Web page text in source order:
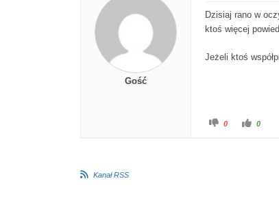
Gość
Dzisiaj rano w
ktoś więcej
Jeżeli ktoś
Kliknij dla
0 0
Kanał RSS